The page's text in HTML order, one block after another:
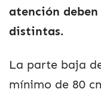
atención
distintas.
La parte baja
mínimo de 80